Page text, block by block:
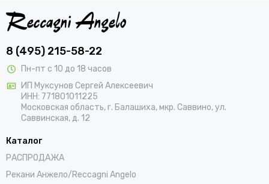
8 (495) 215-58-22
Пн-пт с 10 до 18 часов
ИП Муксунов Сергей Алексеевич
ИНН: 771801011225
Московская область, г. Балашиха, мкр. Саввино, ул.
Саввинская, д. 12
Каталог
РАСПРОДАЖА
Рекани Анжело/Reccagni Angelo